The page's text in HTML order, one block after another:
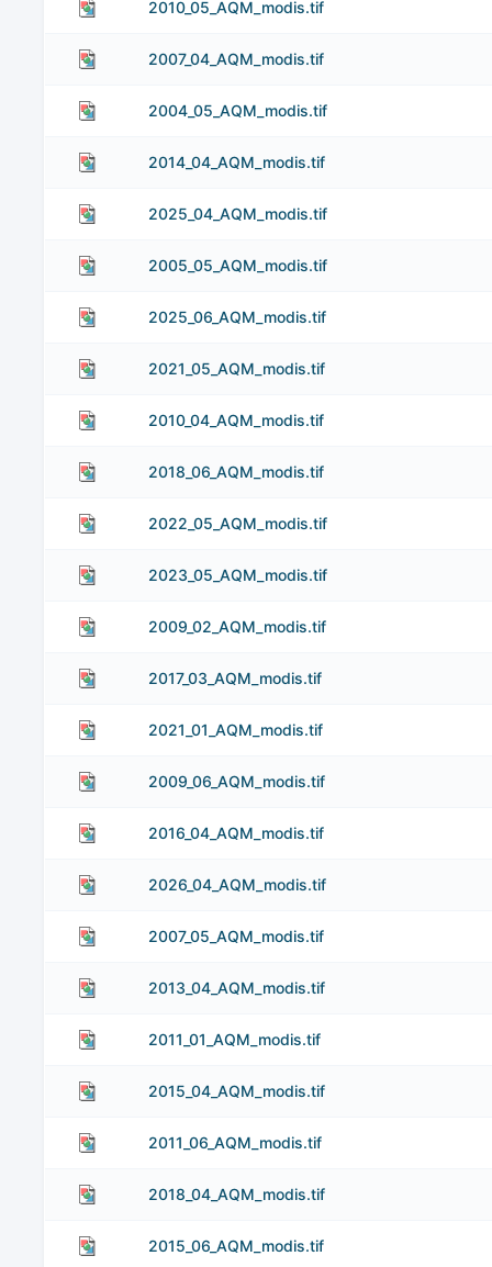
2010_05_AQM_modis.tif
2007_04_AQM_modis.tif
2004_05_AQM_modis.tif
2014_04_AQM_modis.tif
2025_04_AQM_modis.tif
2005_05_AQM_modis.tif
2025_06_AQM_modis.tif
2021_05_AQM_modis.tif
2010_04_AQM_modis.tif
2018_06_AQM_modis.tif
2022_05_AQM_modis.tif
2023_05_AQM_modis.tif
2009_02_AQM_modis.tif
2017_03_AQM_modis.tif
2021_01_AQM_modis.tif
2009_06_AQM_modis.tif
2016_04_AQM_modis.tif
2026_04_AQM_modis.tif
2007_05_AQM_modis.tif
2013_04_AQM_modis.tif
2011_01_AQM_modis.tif
2015_04_AQM_modis.tif
2011_06_AQM_modis.tif
2018_04_AQM_modis.tif
2015_06_AQM_modis.tif